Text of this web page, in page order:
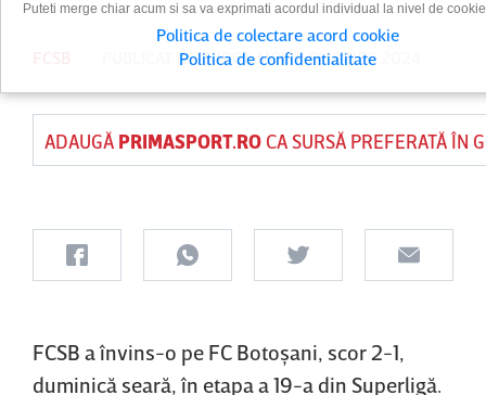
PUBLICAT DETUDOR MOISAPE 8 DEC 2024
ADAUGĂ PRIMASPORT.ROCA SURSĂ PREFERATĂ ÎN
FCSB a învins-o pe FC Botoşani, scor 2-1,
duminică seară, în etapa a 19-a din Superligă.
Puteti merge chiar acum si sa va exprimati acordul individual la nivel de
Politica de colectare acord cookie
Politica de confidentialitate